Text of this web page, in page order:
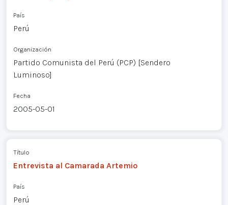
País
Perú
Organización
Partido Comunista del Perú (PCP) [Sendero
Luminoso]
Fecha
2005-05-01
Título
Entrevista al Camarada Artemio
País
Perú